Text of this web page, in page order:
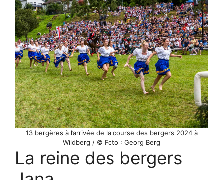
13 bergères à l’arrivée de la course des bergers 2024 à
Wildberg / © Foto : Georg Berg
La reine des bergers